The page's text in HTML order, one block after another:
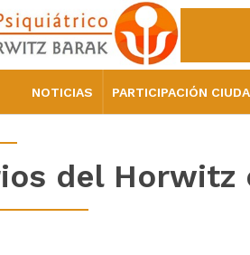
NOTICIAS PARTICIPACIÓN
del Horwitz